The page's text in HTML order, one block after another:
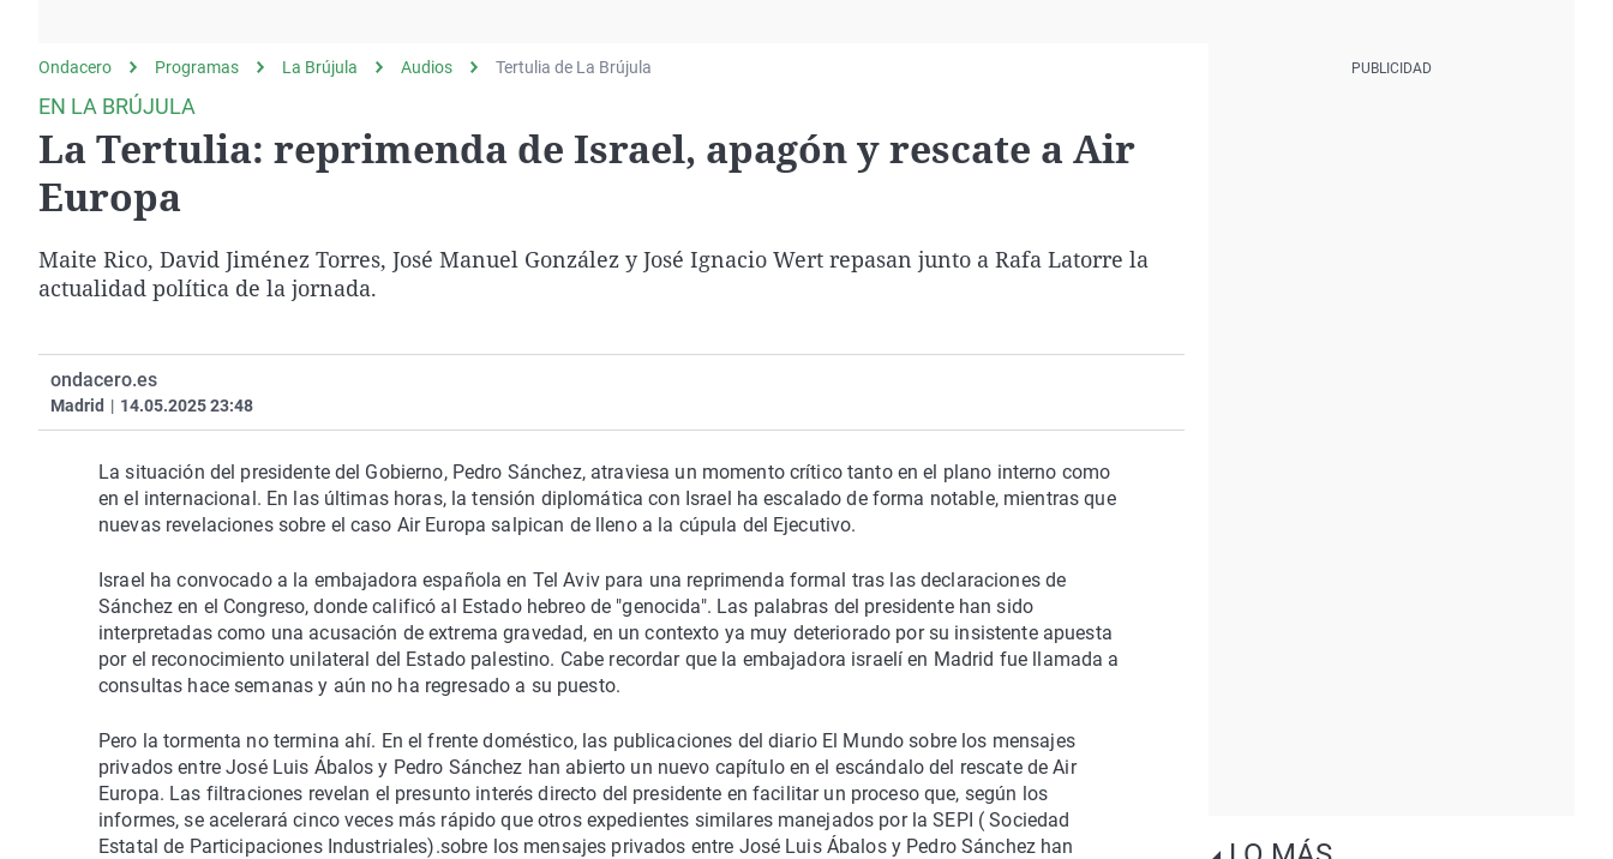
gato
Operación Viuda
Negra
Navarra
Ondacero Programas La Brújula Audios Tertulia de La Brújula
EN LA BRÚJULA
La Tertulia: reprimenda de Israel, apagón y rescate a Air
Europa
Maite Rico, David Jiménez Torres, José Manuel González y José Ignacio Wert repasan junto a Rafa Latorre la
actualidad política de la jornada.
ondacero.es
Madrid | 14.05.2025 23:48
La situación del presidente del Gobierno, Pedro Sánchez, atraviesa un momento crítico tanto en el plano interno como
en el internacional. En las últimas horas, la tensión diplomática con Israel ha escalado de forma notable, mientras que
nuevas revelaciones sobre el caso Air Europa salpican de lleno a la cúpula del Ejecutivo.
Israel ha convocado a la embajadora española en Tel Aviv para una reprimenda formal tras las declaraciones de
Sánchez en el Congreso, donde calificó al Estado hebreo de "genocida". Las palabras del presidente han sido
interpretadas como una acusación de extrema gravedad, en un contexto ya muy deteriorado por su insistente apuesta
por el reconocimiento unilateral del Estado palestino. Cabe recordar que la embajadora israelí en Madrid fue llamada a
consultas hace semanas y aún no ha regresado a su puesto.
Pero la tormenta no termina ahí. En el frente doméstico, las publicaciones del diario El Mundo sobre los mensajes
privados entre José Luis Ábalos y Pedro Sánchez han abierto un nuevo capítulo en el escándalo del rescate de Air
Europa. Las filtraciones revelan el presunto interés directo del presidente en facilitar un proceso que, según los
informes, se acelerará cinco veces más rápido que otros expedientes similares manejados por la SEPI ( Sociedad
Estatal de Participaciones Industriales).sobre los mensajes privados entre José Luis Ábalos y Pedro Sánchez han